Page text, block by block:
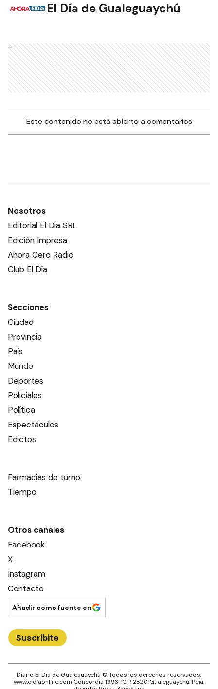
El Día de Gualeguaychú
Ads
Este contenido no está abierto a comentarios
Nosotros
Editorial El Dia SRL
Edición Impresa
Ahora Cero Radio
Club El Día
Secciones
Ciudad
Provincia
País
Mundo
Deportes
Policiales
Política
Espectáculos
Edictos
Farmacias de turno
Tiempo
Otros canales
Facebook
X
Instagram
Contacto
Añadir como fuente en
Suscribite
Diario El Día de Gualeguaychú © Todos los derechos reservados.·
www.eldiaonline.com Concordia 1993 · C.P.2820 Gualeguaychú, Pcia.